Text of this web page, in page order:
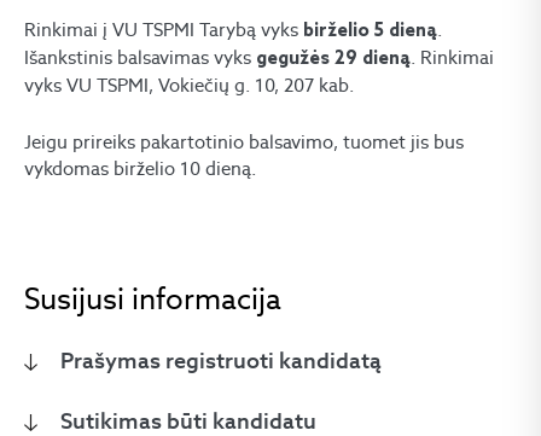
Rinkimai į VU TSPMI Tarybą vyks birželio 5 dieną.
Išankstinis balsavimas vyks gegužės 29 dieną. Rinkimai
vyks VU TSPMI, Vokiečių g. 10, 207 kab.
Jeigu prireiks pakartotinio balsavimo, tuomet jis bus
vykdomas birželio 10 dieną.
Susijusi informacija
Prašymas registruoti kandidatą
Sutikimas būti kandidatu